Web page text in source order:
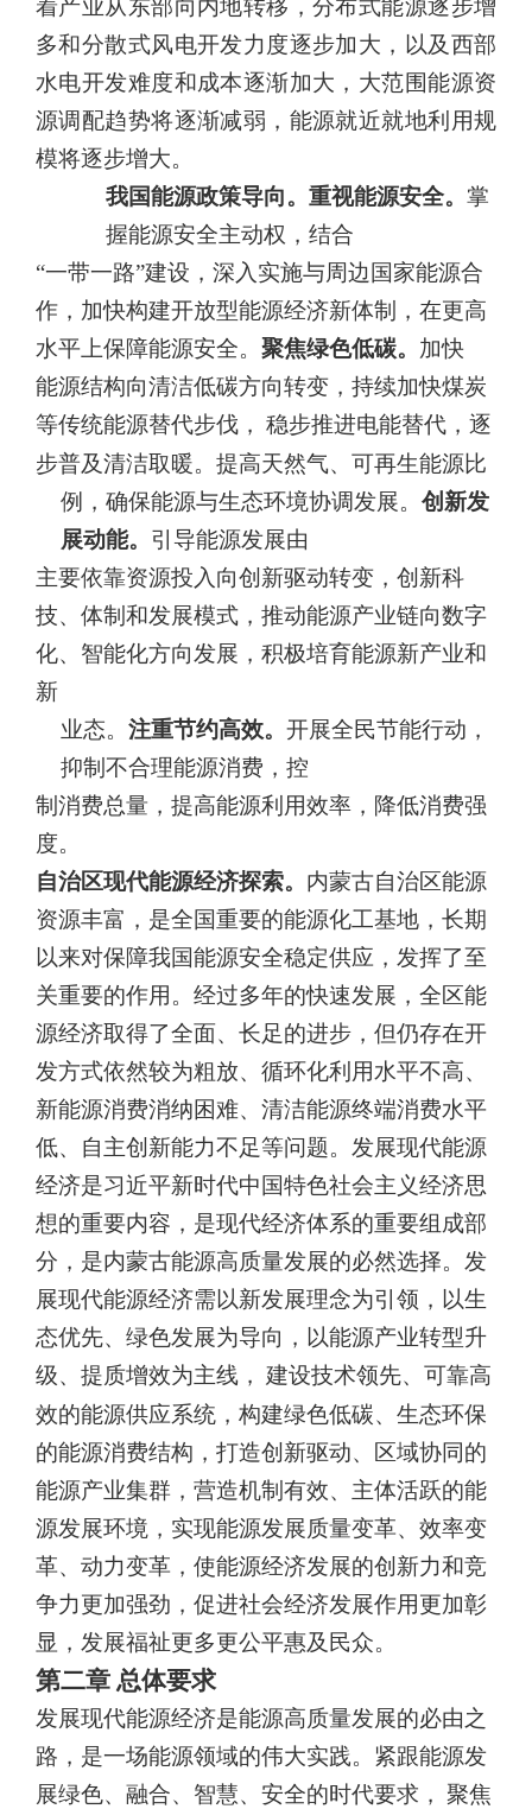
着产业从东部向内地转移，分布式能源逐步增
多和分散式风电开发力度逐步加大，以及西部
水电开发难度和成本逐渐加大，大范围能源资
源调配趋势将逐渐减弱，能源就近就地利用规
模将逐步增大。
我国能源政策导向。重视能源安全。 掌
握能源安全主动权，结合
“一带一路”建设，深入实施与周边国家能源合
作，加快构建开放型能源经济新体制，在更高
水平上保障能源安全。 聚焦绿色低碳。 加快
能源结构向清洁低碳方向转变，持续加快煤炭
等传统能源替代步伐， 稳步推进电能替代，逐
步普及清洁取暖。提高天然气、可再生能源比
例，确保能源与生态环境协调发展。创新发
展动能。 引导能源发展由
主要依靠资源投入向创新驱动转变，创新科
技、体制和发展模式，推动能源产业链向数字
化、智能化方向发展，积极培育能源新产业和
新
业态。注重节约高效。开展全民节能行动，
抑制不合理能源消费，控
制消费总量，提高能源利用效率，降低消费强
度。
自治区现代能源经济探索。 内蒙古自治区能源
资源丰富，是全国重要的能源化工基地，长期
以来对保障我国能源安全稳定供应，发挥了至
关重要的作用。经过多年的快速发展，全区能
源经济取得了全面、 长足的进步，但仍存在开
发方式依然较为粗放、循环化利用水平不高、
新能源消费消纳困难、清洁能源终端消费水平
低、自主创新能力不足等问题。发展现代能源
经济是习近平新时代中国特色社会主义经济思
想的重要内容，是现代经济体系的重要组成部
分，是内蒙古能源高质量发展的必然选择。发
展现代能源经济需以新发展理念为引领，以生
态优先、绿色发展为导向，以能源产业转型升
级、提质增效为主线， 建设技术领先、可靠高
效的能源供应系统，构建绿色低碳、生态环保
的能源消费结构，打造创新驱动、区域协同的
能源产业集群，营造机制有效、主体活跃的能
源发展环境，实现能源发展质量变革、效率变
革、动力变革，使能源经济发展的创新力和竞
争力更加强劲，促进社会经济发展作用更加彰
显，发展福祉更多更公平惠及民众。
第二章 总体要求
发展现代能源经济是能源高质量发展的必由之
路，是一场能源领域的伟大实践。紧跟能源发
展绿色、融合、智慧、安全的时代要求， 聚焦